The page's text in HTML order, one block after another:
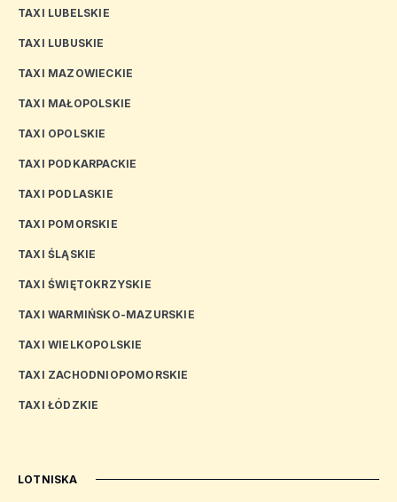
TAXI LUBELSKIE
TAXI LUBUSKIE
TAXI MAZOWIECKIE
TAXI MAŁOPOLSKIE
TAXI OPOLSKIE
TAXI PODKARPACKIE
TAXI PODLASKIE
TAXI POMORSKIE
TAXI ŚLĄSKIE
TAXI ŚWIĘTOKRZYSKIE
TAXI WARMIŃSKO-MAZURSKIE
TAXI WIELKOPOLSKIE
TAXI ZACHODNIOPOMORSKIE
TAXI ŁÓDZKIE
LOTNISKA